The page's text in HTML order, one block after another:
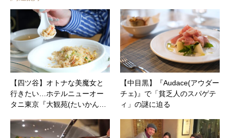
【四ツ谷】オトナな美魔女と
行きたい…ホテルニューオー
タニ東京『大観苑(たいかん…
【中目黒】『Audace(アウダー
チェ)』で「貧乏人のスパゲテ
ィ」の謎に迫る